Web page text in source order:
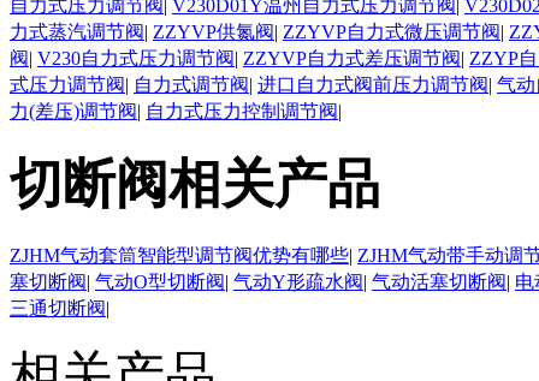
自力式压力调节阀| V230D01Y温州自力式压力调节阀|
力式蒸汽调节阀| ZZYVP供氮阀| ZZYVP自力式微压调节阀|
阀| V230自力式压力调节阀| ZZYVP自力式差压调节阀| ZZYP
式压力调节阀| 自力式调节阀| 进口自力式阀前压力调节阀| 气
力(差压)调节阀| 自力式压力控制调节阀|
切断阀相关产品
ZJHM气动套筒智能型调节阀优势有哪些| ZJHM气动带手动调
塞切断阀| 气动O型切断阀| 气动Y形疏水阀| 气动活塞切断阀| 电
三通切断阀|